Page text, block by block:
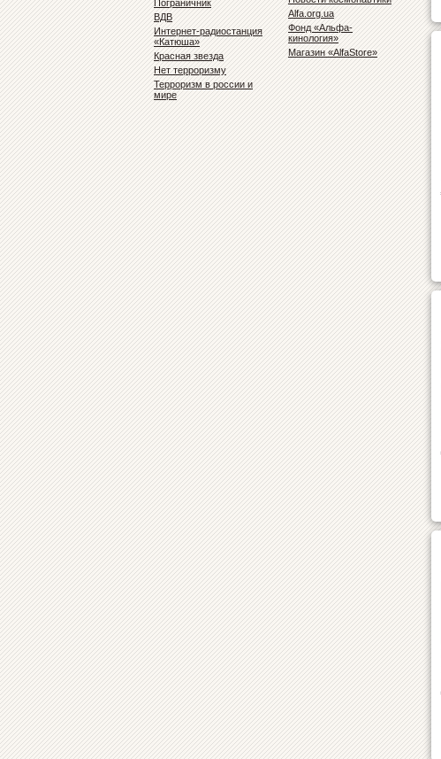
Пограничник
ВДВ
Интернет-радиостанция
«Катюша»
Красная звезда
Нет терроризму
Терроризм в россии и
мире
Alfa.org.ua
Фонд «Альфа-
кинология»
Магазин «AlfaStore»